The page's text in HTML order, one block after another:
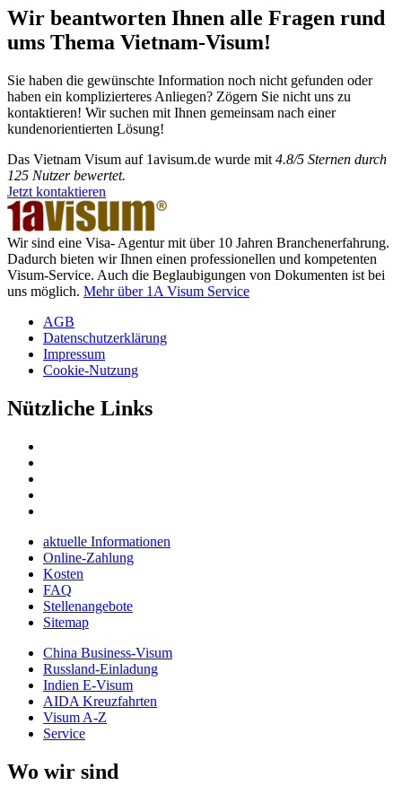
Wir beantworten Ihnen alle Fragen rund
ums Thema Vietnam-Visum!
Sie haben die gewünschte Information noch nicht gefunden oder
haben ein komplizierteres Anliegen? Zögern Sie nicht uns zu
kontaktieren! Wir suchen mit Ihnen gemeinsam nach einer
kundenorientierten Lösung!
Das Vietnam Visum auf 1avisum.de wurde mit 4.8/5 Sternen durch
125 Nutzer bewertet.
Jetzt kontaktieren
Wir sind eine Visa- Agentur mit über 10 Jahren Branchenerfahrung.
Dadurch bieten wir Ihnen einen professionellen und kompetenten
Visum-Service. Auch die Beglaubigungen von Dokumenten ist bei
uns möglich. Mehr über 1A Visum Service
AGB
Datenschutzerklärung
Impressum
Cookie-Nutzung
Nützliche Links
aktuelle Informationen
Online-Zahlung
Kosten
FAQ
Stellenangebote
Sitemap
China Business-Visum
Russland-Einladung
Indien E-Visum
AIDA Kreuzfahrten
Visum A-Z
Service
Wo wir sind